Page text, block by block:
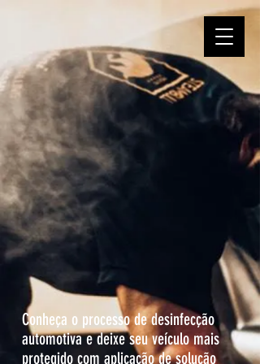
Conheça o processo de desinfecção
automotiva e deixe seu veículo mais
protegido com aplicação de solução